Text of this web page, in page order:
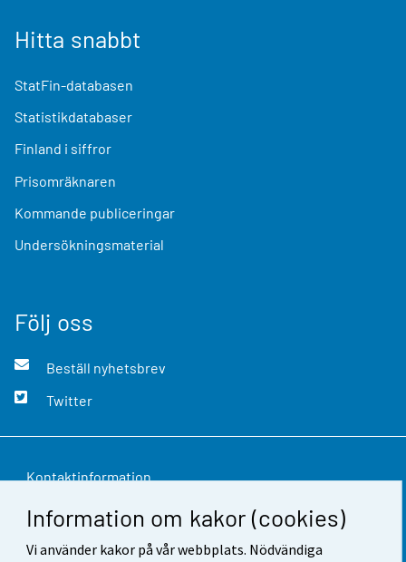
Information om kakor (cookies)
Vi använder kakor på vår webbplats. Nödvändiga
Hitta snabbt
StatFin-databasen
Statistikdatabaser
Finland i siffror
Prisomräknaren
Kommande publiceringar
Undersökningsmaterial
Följ oss
Beställ nyhetsbrev
Twitter
Kontaktinformation
Respons
Användarvillkor